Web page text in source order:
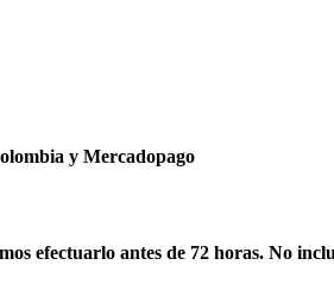
y Mercadopago
efectuarlo antes de 72 horas. No